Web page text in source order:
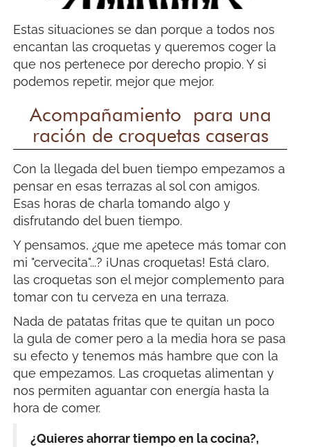
Estas situaciones se dan porque a todos nos
encantan las croquetas y queremos coger la
que nos pertenece por derecho propio. Y si
podemos repetir, mejor que mejor.
Acompañamiento para una
ración de croquetas caseras
Con la llegada del buen tiempo empezamos a
pensar en esas terrazas al sol con amigos.
Esas horas de charla tomando algo y
disfrutando del buen tiempo.
Y pensamos, ¿que me apetece más tomar con
mi "cervecita"...? ¡Unas croquetas! Está claro,
las croquetas son el mejor complemento para
tomar con tu cerveza en una terraza.
Nada de patatas fritas que te quitan un poco
la gula de comer pero a la media hora se pasa
su efecto y tenemos más hambre que con la
que empezamos. Las croquetas alimentan y
nos permiten aguantar con energía hasta la
hora de comer.
¿Quieres ahorrar tiempo en la cocina?,